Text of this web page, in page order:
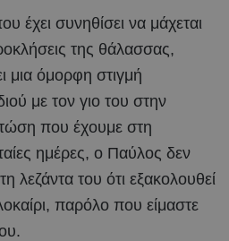
έχει συνηθίσει να μάχεται
της θάλασσας,
μια όμορφη στιγμή
με τον γιο του στην
που έχουμε στη
ημέρες, ο Παύλος δεν
λεζάντα του ότι εξακολουθεί
παρόλο που είμαστε